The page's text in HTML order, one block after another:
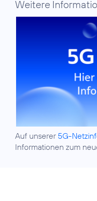
Weitere
Auf unserer 5G-
Informationen zum